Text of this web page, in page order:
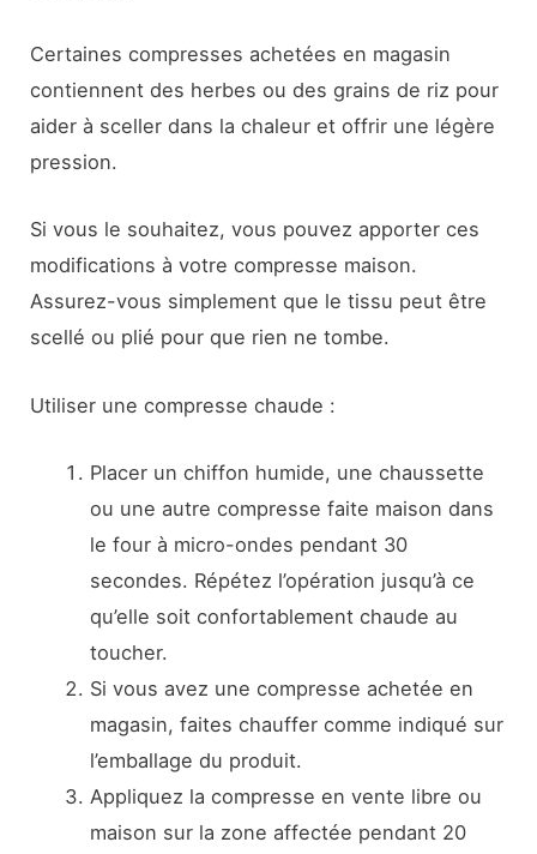
Certaines compresses achetées en magasin
contiennent des herbes ou des grains de riz pour
aider à sceller dans la chaleur et offrir une légère
pression.
Si vous le souhaitez, vous pouvez apporter ces
modifications à votre compresse maison.
Assurez-vous simplement que le tissu peut être
scellé ou plié pour que rien ne tombe.
Utiliser une compresse chaude :
Placer un chiffon humide, une chaussette
ou une autre compresse faite maison dans
le four à micro-ondes pendant 30
secondes. Répétez l’opération jusqu’à ce
qu’elle soit confortablement chaude au
toucher.
Si vous avez une compresse achetée en
magasin, faites chauffer comme indiqué sur
l’emballage du produit.
Appliquez la compresse en vente libre ou
maison sur la zone affectée pendant 20